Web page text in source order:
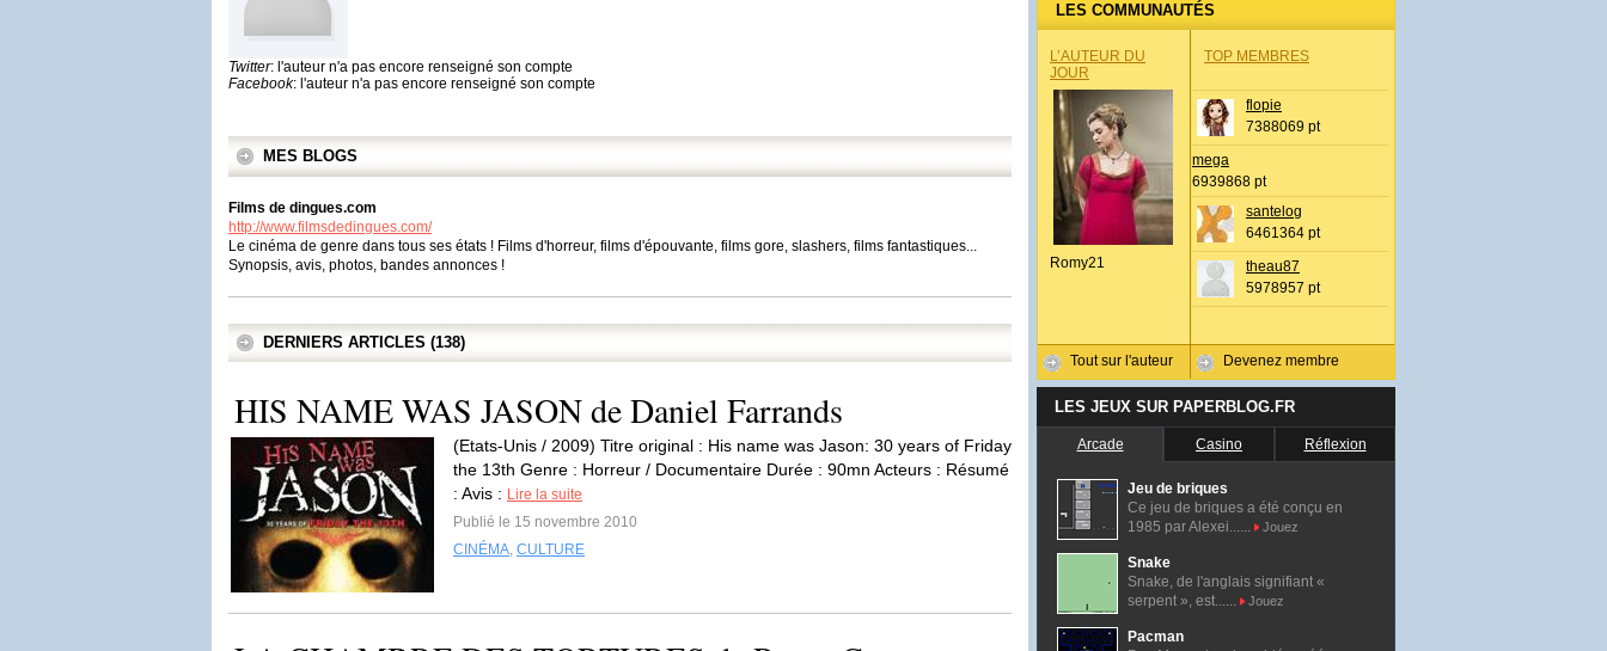
Twitter: l'auteur n'a pas encore renseigné son compte
Facebook: l'auteur n'a pas encore renseigné son compte
MES BLOGS
Films de dingues.com
http://www.filmsdedingues.com/
Le cinéma de genre dans tous ses états ! Films d'horreur, films d'épouvante, films gore, slashers, films fantastiques...
Synopsis, avis, photos, bandes annonces !
DERNIERS ARTICLES (138)
HIS NAME WAS JASON de Daniel Farrands
(Etats-Unis / 2009) Titre original : His name was Jason: 30 years of Friday
the 13th Genre : Horreur / Documentaire Durée : 90mn Acteurs : Résumé
: Avis : Lire la suite
Publié le 15 novembre 2010
CINÉMA, CULTURE
LES COMMUNAUTÉS
L’AUTEUR DU
JOUR
Romy21
Tout sur l'auteur
TOP MEMBRES
flopie
7388069 pt
mega
6939868 pt
santelog
6461364 pt
theau87
5978957 pt
Devenez membre
LES JEUX SUR PAPERBLOG.FR
Arcade Casino Réflexion
Jeu de briques
Ce jeu de briques a été conçu en
1985 par Alexei......
Jouez
Snake
Snake, de l'anglais signifiant «
serpent », est......
Jouez
Pacman